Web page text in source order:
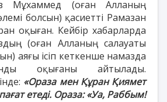
Мұхаммед (оған Алланың
болсын) қасиетті Рамазан
оқыған. Кейбір хабарларда
(оған Алланың салауаты
аяғы ісіп кеткенше намазда
оқығаны айтылады.
«Ораза мен Құран Қиямет
етеді. Ораза: «Уа, Раббым!